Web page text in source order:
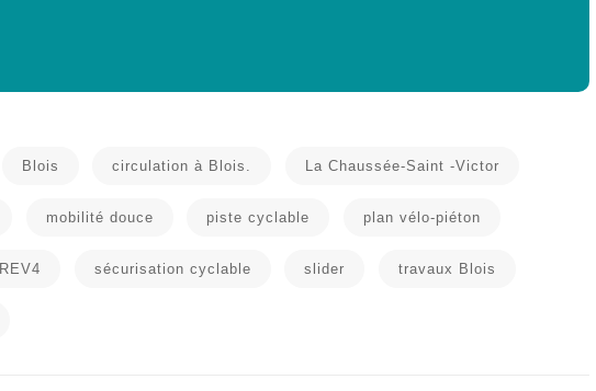
Blois circulation à Blois. La Chaussée-Saint -Victor
mobilité douce piste cyclable plan vélo-piéton
REV4 sécurisation cyclable slider travaux Blois